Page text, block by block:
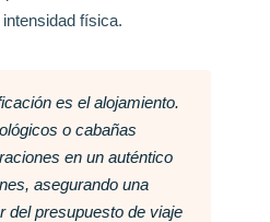
física.
es el alojamiento.
o cabañas
en un auténtico
asegurando una
del presupuesto de viaje